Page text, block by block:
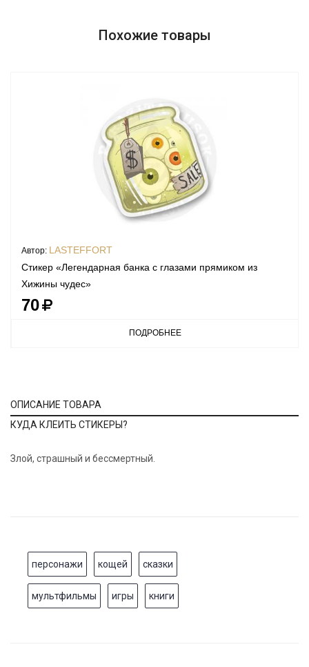
Похожие товары
Автор: LASTEFFORT
Стикер «Легендарная банка с глазами прямиком из
Хижины чудес»
70
ПОДРОБНЕЕ
ОПИСАНИЕ ТОВАРА
КУДА КЛЕИТЬ СТИКЕРЫ?
Злой, страшный и бессмертный.
персонажи кощей сказки
мультфильмы игры книги